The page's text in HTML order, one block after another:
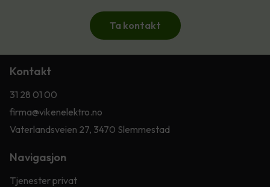
Ta kontakt
Kontakt
31 28 01 00
firma@vikenelektro.no
Vaterlandsveien 27, 3470 Slemmestad
Navigasjon
Tjenester privat